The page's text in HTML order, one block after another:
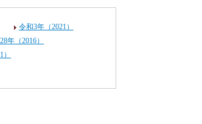
令和3年（2021）
年（2016）